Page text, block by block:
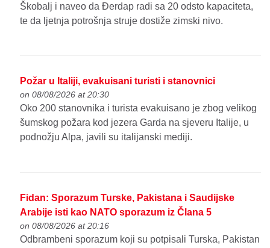
Škobalj i naveo da Đerdap radi sa 20 odsto kapaciteta,
te da ljetnja potrošnja struje dostiže zimski nivo.
Požar u Italiji, evakuisani turisti i stanovnici
on 08/08/2026 at 20:30
Oko 200 stanovnika i turista evakuisano je zbog velikog
šumskog požara kod jezera Garda na sjeveru Italije, u
podnožju Alpa, javili su italijanski mediji.
Fidan: Sporazum Turske, Pakistana i Saudijske
Arabije isti kao NATO sporazum iz Člana 5
on 08/08/2026 at 20:16
Odbrambeni sporazum koji su potpisali Turska, Pakistan